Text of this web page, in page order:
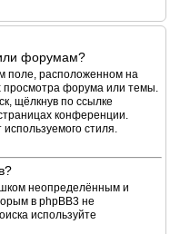
форумам?
поле, расположенном на
просмотра форума или темы.
щёлкнув по ссылке
конференции.
стиля.
неопределённым и
в phpBB3 не
используйте